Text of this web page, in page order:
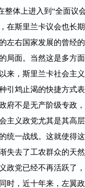
体上进入到“全面议
在斯里兰卡议会也长
左右国家发展的曾经
局面。当然这是多方
来，斯里兰卡社会主
引鸩止渴的快捷方式
府不是无产阶级专政
主义政党尤其是其高
统一战线。这就使得
失去了工农群众的天
政党已经不再活跃了
时，近十年来，左翼